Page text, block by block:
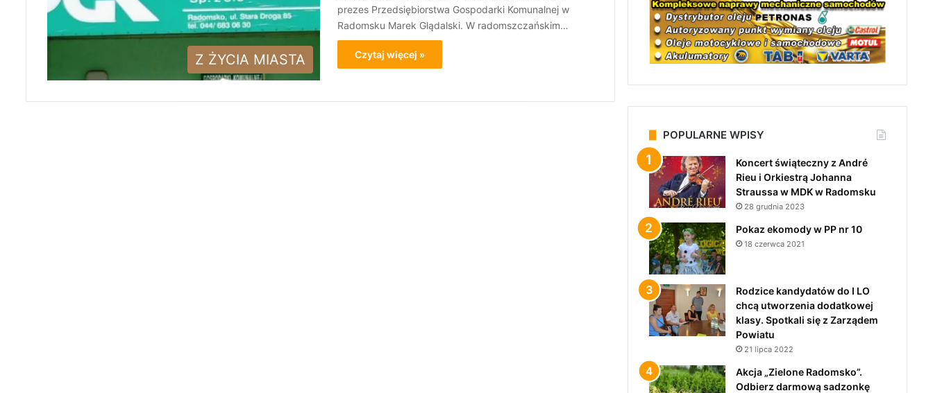
Z ŻYCIA MIASTA
prezes Przedsiębiorstwa Gospodarki Komunalnej w
Radomsku Marek Glądalski. W radomszczańskim…
Czytaj więcej »
POPULARNE WPISY
Koncert świąteczny z André
Rieu i Orkiestrą Johanna
Straussa w MDK w Radomsku
28 grudnia 2023
Pokaz ekomody w PP nr 10
18 czerwca 2021
Rodzice kandydatów do I LO
chcą utworzenia dodatkowej
klasy. Spotkali się z Zarządem
Powiatu
21 lipca 2022
Akcja „Zielone Radomsko”.
Odbierz darmową sadzonkę